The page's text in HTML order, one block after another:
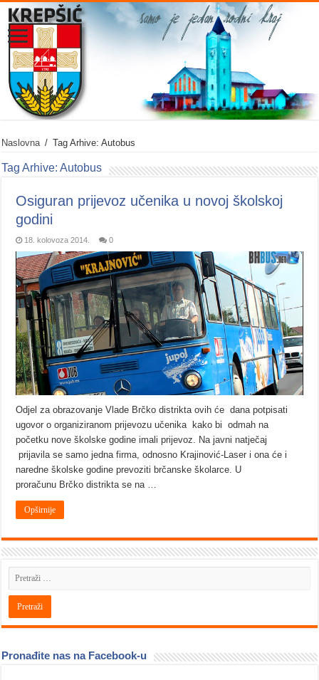
Naslovna / Tag Arhive: Autobus
Tag Arhive:Autobus
Osiguran prijevoz učenika u novoj školskoj
godini
18. kolovoza 2014. 0
Odjel za obrazovanje Vlade Brčko distrikta ovih će dana potpisati
ugovor o organiziranom prijevozu učenika kako bi odmah na
početku nove školske godine imali prijevoz. Na javni natječaj
prijavila se samo jedna firma, odnosno Krajinović-Laser i ona će i
naredne školske godine prevoziti brčanske školarce. U
proračunu Brčko distrikta se na …
Opširnije
Pronađite nas na Facebook-u